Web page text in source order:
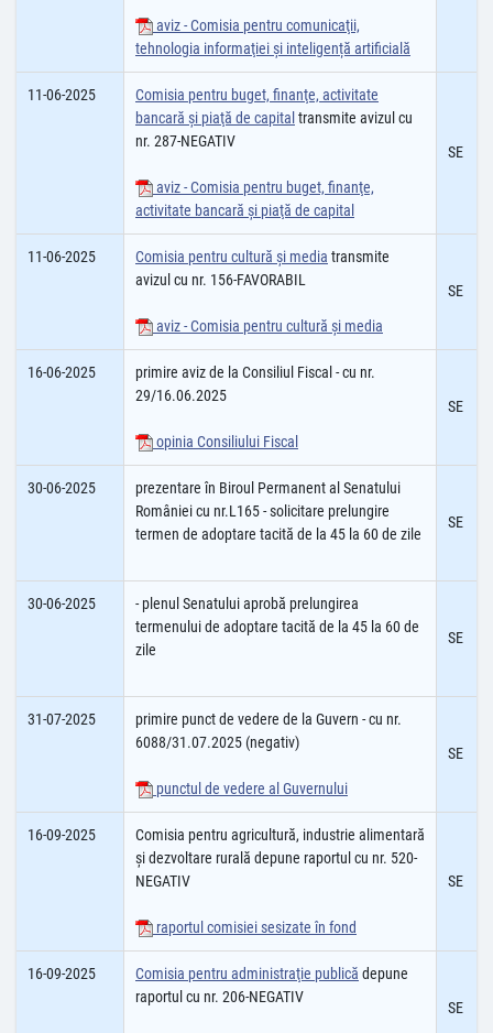
aviz - Comisia pentru comunicaţii,
tehnologia informaţiei și inteligență artificială
11-06-2025
Comisia pentru buget, finanţe, activitate
bancară şi piaţă de capital transmite avizul cu
nr. 287-NEGATIV
aviz - Comisia pentru buget, finanţe,
activitate bancară şi piaţă de capital
SE
11-06-2025 Comisia pentru cultură şi media transmite
avizul cu nr. 156-FAVORABIL
aviz - Comisia pentru cultură și media
SE
16-06-2025
primire aviz de la Consiliul Fiscal - cu nr.
29/16.06.2025
opinia Consiliului Fiscal
SE
30-06-2025
prezentare în Biroul Permanent al Senatului
României cu nr.L165 - solicitare prelungire
termen de adoptare tacită de la 45 la 60 de zile
SE
30-06-2025
- plenul Senatului aprobă prelungirea
termenului de adoptare tacită de la 45 la 60 de
zile
SE
31-07-2025
primire punct de vedere de la Guvern - cu nr.
6088/31.07.2025 (negativ)
punctul de vedere al Guvernului
SE
16-09-2025
Comisia pentru agricultură, industrie alimentară
şi dezvoltare rurală depune raportul cu nr. 520-
NEGATIV
raportul comisiei sesizate în fond
SE
16-09-2025 Comisia pentru administraţie publică depune
raportul cu nr. 206-NEGATIV
SE